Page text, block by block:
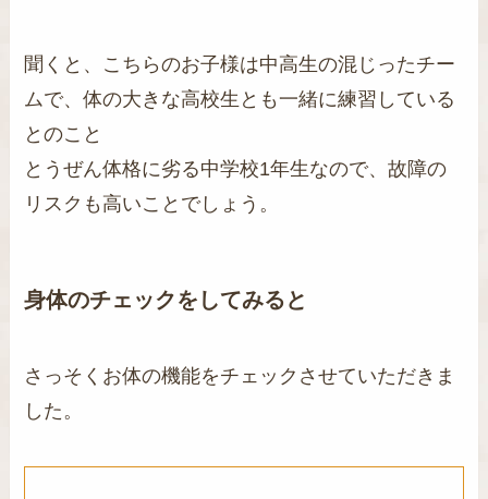
聞くと、こちらのお子様は中高生の混じったチー
ムで、体の大きな高校生とも一緒に練習している
とのこと
とうぜん体格に劣る中学校1年生なので、故障の
リスクも高いことでしょう。
身体のチェックをしてみると
さっそくお体の機能をチェックさせていただきま
した。